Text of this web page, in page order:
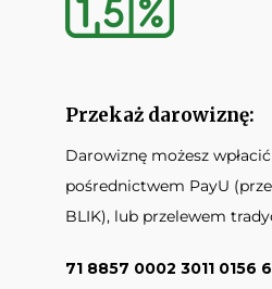
Przekaż darowiznę:
Darowiznę możesz
pośrednictwem PayU
BLIK), lub przelewem
71 8857 0002 3011 0156